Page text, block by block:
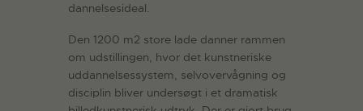
dannelsesideal.
Den 1200 m2 store lade danner rammen
om udstillingen, hvor det kunstneriske
uddannelsessystem, selvovervågning og
disciplin bliver undersøgt i et dramatisk